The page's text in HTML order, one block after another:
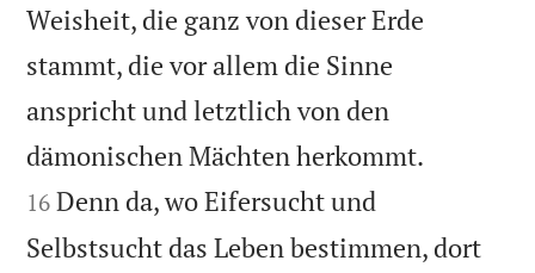
Weisheit, die ganz von dieser Erde
stammt, die vor allem die Sinne
anspricht und letztlich von den
dämonischen Mächten herkommt.
16 Denn da, wo Eifersucht und
Selbstsucht das Leben bestimmen, dort